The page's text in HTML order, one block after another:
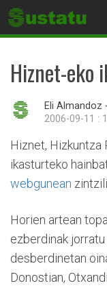
Hiznet-eko
Eli Almandoz
2006-09-11 :
Hiznet, Hizkuntza
ikasturteko
webgunean
Horien artean
ezberdinak
desberdinetan
Donostian,